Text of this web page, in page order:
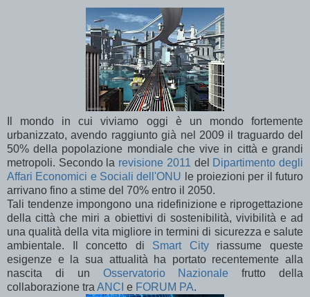
Il mondo in cui viviamo oggi è un mondo fortemente
urbanizzato, avendo raggiunto già nel 2009 il traguardo del
50% della popolazione mondiale che vive in città e grandi
metropoli. Secondo la revisione 2011 del Dipartimento degli
Affari Economici e Sociali dell'ONU le proiezioni per il futuro
arrivano fino a stime del 70% entro il 2050.
Tali tendenze impongono una ridefinizione e riprogettazione
della città che miri a obiettivi di sostenibilità, vivibilità e ad
una qualità della vita migliore in termini di sicurezza e salute
ambientale. Il concetto di Smart Cityriassume queste
esigenze e la sua attualità ha portato recentemente alla
nascita di un Osservatorio Nazionale frutto della
collaborazione traANCI e FORUM PA.